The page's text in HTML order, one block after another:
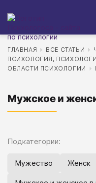
ГЛАВНАЯ ВСЕ СТАТЬИ
ПСИХОЛОГИЯ, ПСИХОЛОГИ
ОБЛАСТИ ПСИХОЛОГИИ
Мужское и
Подкатегории:
Мужество Женск